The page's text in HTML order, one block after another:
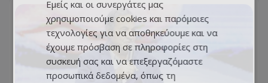
Εμείς και οι συνεργάτες μας
χρησιμοποιούμε cookies και παρόμοιες
τεχνολογίες για να αποθηκεύουμε και να
έχουμε πρόσβαση σε πληροφορίες στη
συσκευή σας και να επεξεργαζόμαστε
προσωπικά δεδομένα, όπως τη